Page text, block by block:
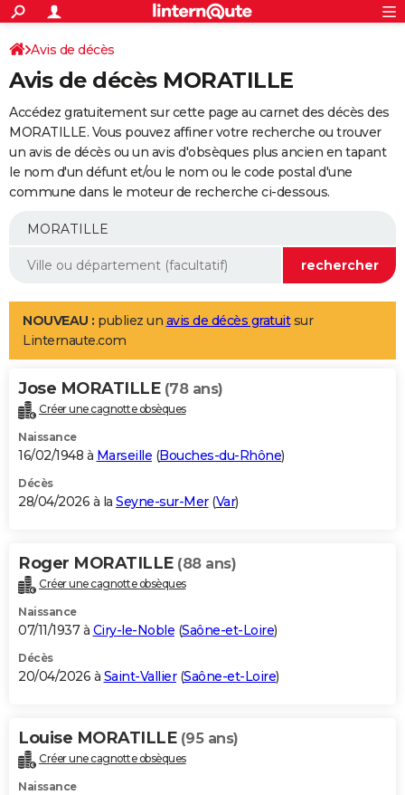
ACTUALITÉS
Politique
Société
Faits Divers
Education
Monde
Villes
+
SPORT
Coupe du monde 2026
Football
Tennis
Cyclisme
Rugby
Forum
Programme TV
TNT
Streaming
Cinéma
Sorties cinéma
Musique
+
FINANCE
Impôts
Immobilier
Risques naturels par ville
Banque
Assurance
Crédit
AUTO
Essais
Réserver un essai
Citadines
Berlines
SUV
Forum auto
+
Mobiles
Meilleur smartphone
Internet
Ordinateurs
Jeux vidéo
Guide high-tech
Aménagement intérieur
LIFESTYLE
Art de vivre
Bien-être
Loisirs
Mode
Modes de vie
Alimentation
Guide de la santé
Maladies
Médicaments
Sommeil
VOYAGE
Destinations
City break
Voyage nature
Voyage de noces
Forum
Climat
+PHOTO
GUIDES D'ACHAT
BONS PLANS
Carte de Noël
Carte Bonne année
Carte Saint-Valentin
Carte Pâques
Carte d'anniversaire
DICTIONNAIRE
Dictionnaire
Biographies
Citations
Expressions
Proverbes
PROGRAMME TV
S'inscrire
Se connecter
Lycées
Collèges
Primaires
Universités
Entreprises
Service militaire
Avis de recherche
AVIS DE DÉCÈS
Bricolage
Lifestyle
Culture
Sport
Auto
Television
Voyage
Cinema
Avis de décès
Avis de décès MORATILLE
Accédez gratuitement sur cette page au carnet des décès des
MORATILLE. Vous pouvez affiner votre recherche ou trouver
un avis de décès ou un avis d'obsèques plus ancien en tapant
le nom d'un défunt et/ou le nom ou le code postal d'une
commune dans le moteur de recherche ci-dessous.
NOUVEAU : publiez un avis de décès gratuitsur
Linternaute.com
Jose MORATILLE (78 ans)
Créer une cagnotte obsèques
Naissance
16/02/1948 à Marseille (Bouches-du-Rhône)
Décès
28/04/2026 à la Seyne-sur-Mer(Var)
Roger MORATILLE (88 ans)
Créer une cagnotte obsèques
Naissance
07/11/1937 à Ciry-le-Noble (Saône-et-Loire)
Décès
20/04/2026 à Saint-Vallier(Saône-et-Loire)
Louise MORATILLE (95 ans)
Créer une cagnotte obsèques
Naissance